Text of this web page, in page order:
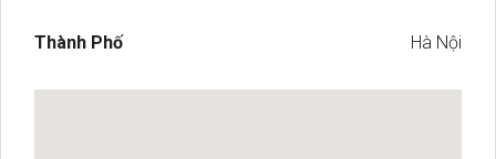
Thành Phố Hà Nội